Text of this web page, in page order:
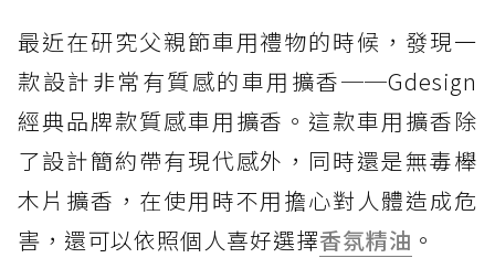
最近在研究父親節車用禮物的時候，發現一
款設計非常有質感的車用擴香──Gdesign
經典品牌款質感車用擴香。這款車用擴香除
了設計簡約帶有現代感外，同時還是無毒櫸
木片擴香，在使用時不用擔心對人體造成危
害，還可以依照個人喜好選擇香氛精油 。